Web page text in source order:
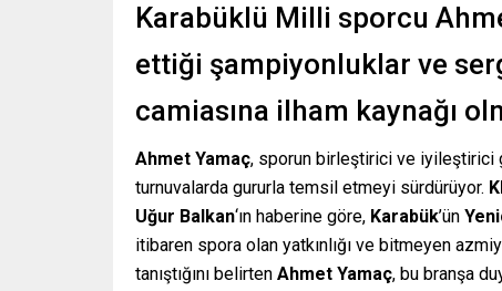
Karabüklü Milli sporcu
ettiği şampiyonluklar ve
camiasına ilham kaynağı
Ahmet Yamaç, sporun birleştirici ve iyileştirici
turnuvalarda gururla temsil etmeyi sürdürüyor.
Uğur Balkan‘ın haberine göre, Karabük’ün
itibaren spora olan yatkınlığı ve bitmeyen
tanıştığını belirten Ahmet Yamaç, bu branşa